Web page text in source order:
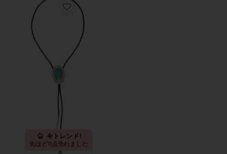
Favorite DOLLY ラリエットネックレス
今トレンド!
先ほど11点売れました